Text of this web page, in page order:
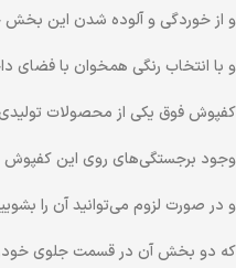
و از خوردگی و آلوده شدن این
و با انتخاب رنگی همخوان با فضای
کفپوش فوق یکی از محصولات
وجود برجستگی‌های روی این کفپوش
و در صورت لزوم می‌توانید آن را
که دو بخش آن در قسمت جلوی